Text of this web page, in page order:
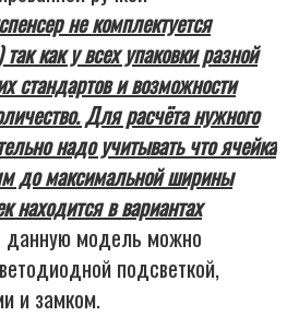
не комплектуется
как у всех упаковки разной
стандартов и возможности
Для расчёта нужного
надо учитывать что ячейка
до максимальной ширины
находится в вариантах
данную модель можно
подсветкой,
и замком.